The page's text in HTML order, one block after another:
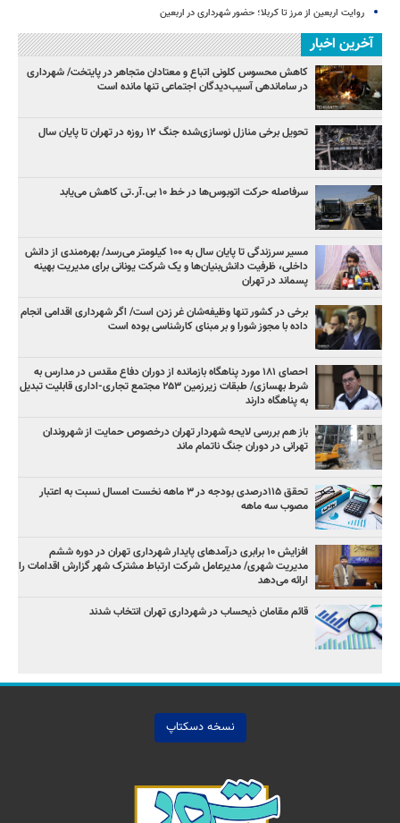
روایت اربعین از مرز تا کربلا؛ حضور شهرداری در اربعین
آخرین اخبار
کاهش محسوس کلونی اتباع و معتادان متجاهر در پایتخت/ شهرداری
در ساماندهی آسیب‌دیدگان اجتماعی تنها مانده است
تحویل برخی منازل نوسازی‌شده جنگ ۱۲ روزه در تهران تا پایان سال
سرفاصله حرکت اتوبوس‌ها در خط ۱۰ بی‌.آر.تی کاهش می‌یابد
مسیر سرزندگی تا پایان سال به ۱۰۰ کیلومتر می‌رسد/ بهره‌مندی از دانش
داخلی، ظرفیت دانش‌بنیان‌ها و یک شرکت یونانی برای مدیریت بهینه
پسماند در تهران
برخی در کشور تنها وظیفه‌شان غر زدن است/ اگر شهرداری اقدامی انجام
داده با مجوز شورا و بر مبنای کارشناسی بوده است
احصای ۱۸۱ مورد پناهگاه بازمانده از دوران دفاع مقدس در مدارس به
شرط بهسازی/ طبقات زیرزمین ۲۵۳ مجتمع تجاری-اداری قابلیت تبدیل
به پناهگاه دارند
باز هم بررسی لایحه شهردار تهران درخصوص حمایت از شهروندان
تهرانی در دوران جنگ ناتمام ماند
تحقق ۱۱۵درصدی بودجه در ۳ ماهه نخست امسال نسبت به اعتبار
مصوب سه ماهه
افزایش ۱۰ برابری درآمدهای پایدار شهرداری تهران در دوره ششم
مدیریت شهری/ مدیرعامل شرکت ارتباط مشترک شهر گزارش اقدامات را
ارائه می‌دهد
قائم مقامان ذیحساب در شهرداری تهران انتخاب شدند
نسخه دسکتاپ